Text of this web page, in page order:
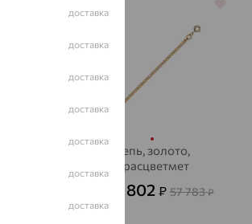
Цепь, золото,
Красцветмет
20 802 ₽ 57 783₽
доставка
доставка
доставка
доставка
доставка
доставка
доставка